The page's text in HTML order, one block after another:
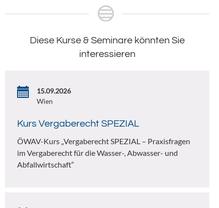
Diese Kurse & Seminare könnten Sie
interessieren
15.09.2026
Wien
Kurs Vergaberecht SPEZIAL
ÖWAV-Kurs „Vergaberecht SPEZIAL – Praxisfragen
im Vergaberecht für die Wasser-, Abwasser- und
Abfallwirtschaft“